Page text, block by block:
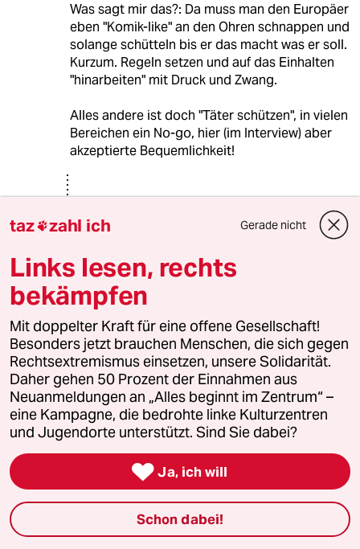
Was sagt mir das?: Da muss man den Europäer
eben "Komik-like" an den Ohren schnappen und
solange schütteln bis er das macht was er soll.
Kurzum. Regeln setzen und auf das Einhalten
"hinarbeiten" mit Druck und Zwang.
Alles andere ist doch "Täter schützen", in vielen
Bereichen ein No-go, hier (im Interview) aber
akzeptierte Bequemlichkeit!
T Traverso
@Tom Farmer:
Volle Zustimmung
LI Life is Life
10.12.2019,16:51 Uhr
@Tom Farmer:
Ja, genau so ist es!
Die "Freiheit" uns weiterhin wie
Arschlöcher zu benehmen, muss
dringend beschnitten werden!
Elroy Banks
10.12.2019,14:27 Uhr
taz zahl ich Gerade nicht
Links lesen, rechts
bekämpfen
Mit doppelter Kraft für eine offene Gesellschaft!
Besonders jetzt brauchen Menschen, die sich gegen
Rechtsextremismus einsetzen, unsere Solidarität.
Daher gehen 50 Prozent der Einnahmen aus
Neuanmeldungen an „Alles beginnt im Zentrum“ –
eine Kampagne, die bedrohte linke Kulturzentren
und Jugendorte unterstützt. Sind Sie dabei?
 Ja, ich will
Schon dabei!